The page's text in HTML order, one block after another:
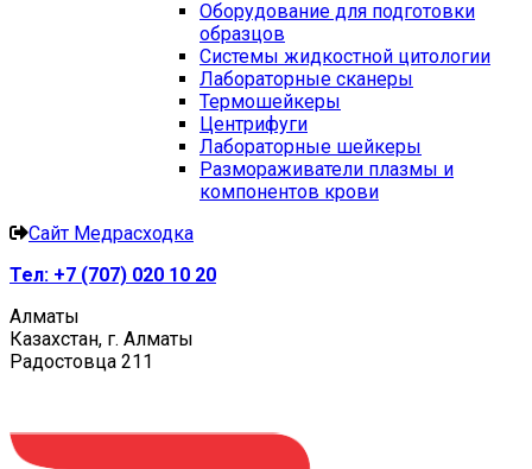
Оборудование для подготовки
образцов
Системы жидкостной цитологии
Лабораторные сканеры
Термошейкеры
Центрифуги
Лабораторные шейкеры
Размораживатели плазмы и
компонентов крови
Сайт Медрасходка
Тел: +7 (707) 020 10 20
Алматы
Казахстан, г. Алматы
Радостовца 211